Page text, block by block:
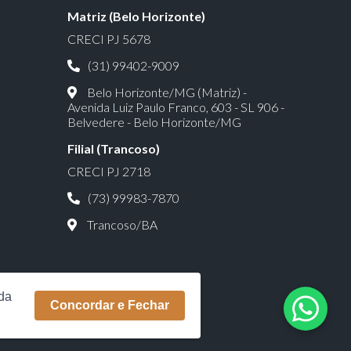
Matriz (Belo Horizonte)
CRECI PJ 5678
(31) 99402-9009
Belo Horizonte/MG (Matriz) -
Avenida Luiz Paulo Franco, 603 - SL 906 -
Belvedere - Belo Horizonte/MG
Filial (Trancoso)
CRECI PJ 2718
(73) 99983-7870
Trancoso/BA
Concordar e Fechar